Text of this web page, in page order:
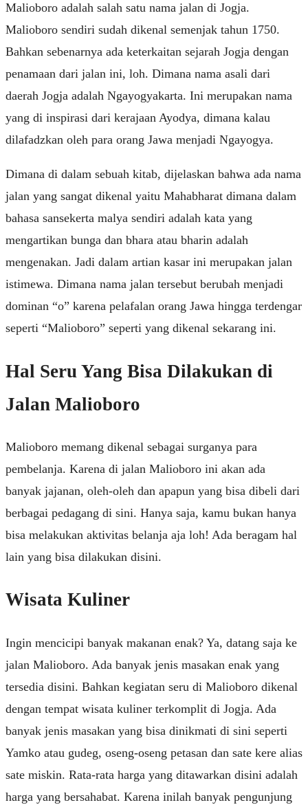
Malioboro adalah salah satu nama jalan di Jogja.
Malioboro sendiri sudah dikenal semenjak tahun 1750.
Bahkan sebenarnya ada keterkaitan sejarah Jogja dengan
penamaan dari jalan ini, loh. Dimana nama asali dari
daerah Jogja adalah Ngayogyakarta. Ini merupakan nama
yang di inspirasi dari kerajaan Ayodya, dimana kalau
dilafadzkan oleh para orang Jawa menjadi Ngayogya.
Dimana di dalam sebuah kitab, dijelaskan bahwa ada nama
jalan yang sangat dikenal yaitu Mahabharat dimana dalam
bahasa sansekerta malya sendiri adalah kata yang
mengartikan bunga dan bhara atau bharin adalah
mengenakan. Jadi dalam artian kasar ini merupakan jalan
istimewa. Dimana nama jalan tersebut berubah menjadi
dominan “o” karena pelafalan orang Jawa hingga terdengar
seperti “Malioboro” seperti yang dikenal sekarang ini.
Hal Seru Yang Bisa Dilakukan di
Jalan Malioboro
Malioboro memang dikenal sebagai surganya para
pembelanja. Karena di jalan Malioboro ini akan ada
banyak jajanan, oleh-oleh dan apapun yang bisa dibeli dari
berbagai pedagang di sini. Hanya saja, kamu bukan hanya
bisa melakukan aktivitas belanja aja loh! Ada beragam hal
lain yang bisa dilakukan disini.
Wisata Kuliner
Ingin mencicipi banyak makanan enak? Ya, datang saja ke
jalan Malioboro. Ada banyak jenis masakan enak yang
tersedia disini. Bahkan kegiatan seru di Malioboro dikenal
dengan tempat wisata kuliner terkomplit di Jogja. Ada
banyak jenis masakan yang bisa dinikmati di sini seperti
Yamko atau gudeg, oseng-oseng petasan dan sate kere alias
sate miskin. Rata-rata harga yang ditawarkan disini adalah
harga yang bersahabat. Karena inilah banyak pengunjung